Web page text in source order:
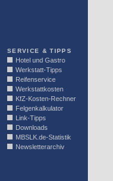
SERVICE & TIPPS
Hotel und Gastro
Werkstatt-Tipps
Reifenservice
Werkstattkosten
KfZ-Kosten-Rechner
Felgenkalkulator
Link-Tipps
Downloads
MBSLK.de-Statistik
Newsletterarchiv